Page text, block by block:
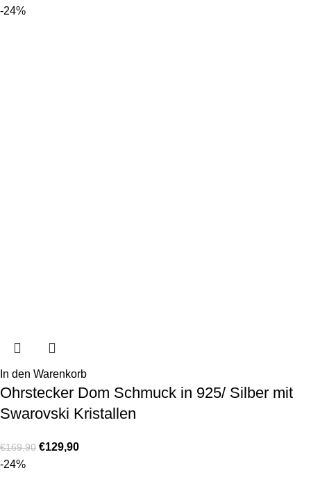
-24%
In den Warenkorb
Ohrstecker Dom Schmuck in 925/ Silber mit
Swarovski Kristallen
€169,90 €129,90
-24%